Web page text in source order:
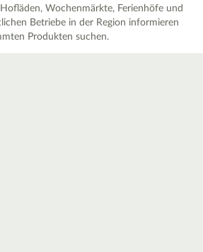
Wochenmärkte, Ferienhöfe und
Betriebe in der Region informieren
Produkten suchen.